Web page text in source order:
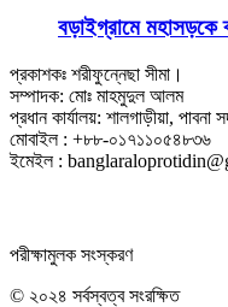
বড়াইগ্রামে
প্রকাশকঃ শরীফুন্নেছা সীমা।
সম্পাদক: মোঃ মাহমুদুল আলম
প্রধান কার্যালয়: শালগাড়ীয়া, পাবনা
মোবাইল : +৮৮-০১৭১১০৫৪৮৩৬
ইমেইল :
পরীক্ষামুলক সংস্করণ
© ২০২৪ সর্বস্বত্ব সংরক্ষিত